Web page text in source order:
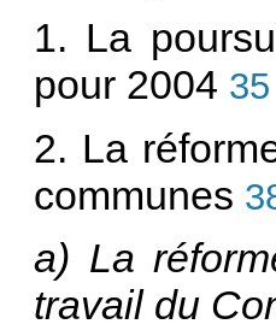
1. La
pour 2004 35
2. La
communes
a) La
travail du